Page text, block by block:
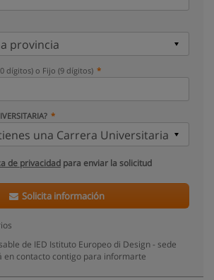
dígitos) o Fijo (9 dígitos)
de privacidad para enviar la solicitud
Solicita información
de IED Istituto Europeo di Design - sede
en contacto contigo para informarte